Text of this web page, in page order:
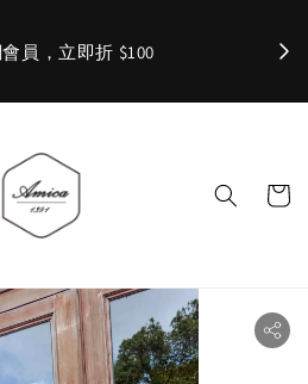
員，立即折 $100 ✨